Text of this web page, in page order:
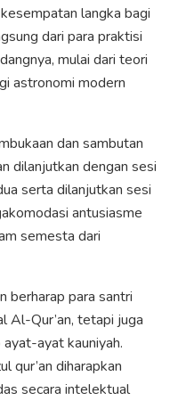
langka bagi
dari para praktisi
mulai dari teori
astronomi modern
dan sambutan
dilanjutkan dengan sesi
serta dilanjutkan sesi
antusiasme
semesta dari
berharap para santri
Al-Qur’an, tetapi juga
ayat kauniyah.
qur’an diharapkan
secara intelektual